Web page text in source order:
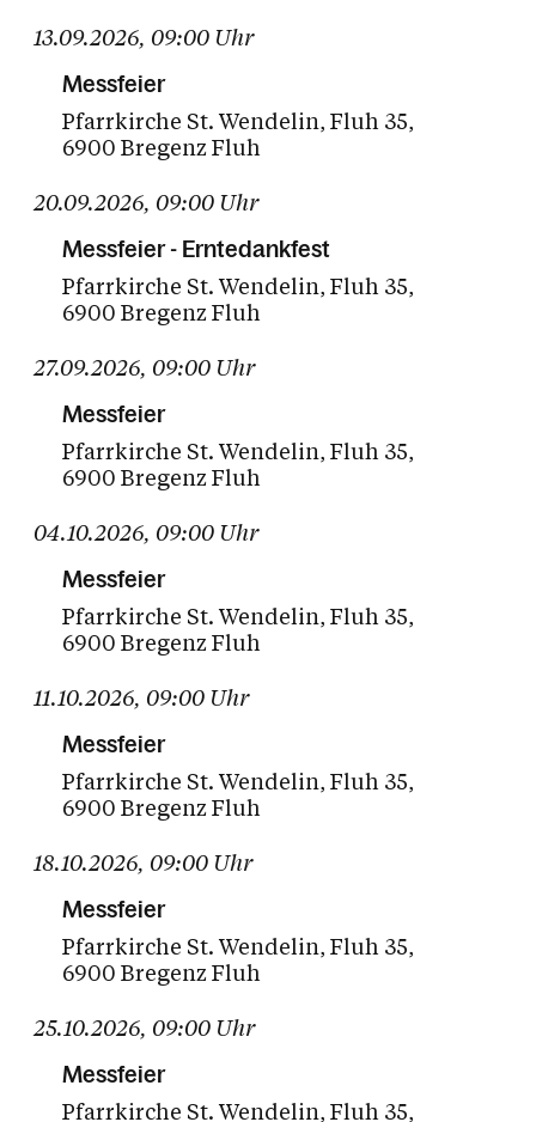
13.09.2026, 09:00 Uhr
Messfeier
Pfarrkirche St. Wendelin Fluh 35
6900 Bregenz Fluh
20.09.2026, 09:00 Uhr
Messfeier - Erntedankfest
Pfarrkirche St. Wendelin Fluh 35
6900 Bregenz Fluh
27.09.2026, 09:00 Uhr
Messfeier
Pfarrkirche St. Wendelin Fluh 35
6900 Bregenz Fluh
04.10.2026, 09:00 Uhr
Messfeier
Pfarrkirche St. Wendelin Fluh 35
6900 Bregenz Fluh
11.10.2026, 09:00 Uhr
Messfeier
Pfarrkirche St. Wendelin Fluh 35
6900 Bregenz Fluh
18.10.2026, 09:00 Uhr
Messfeier
Pfarrkirche St. Wendelin Fluh 35
6900 Bregenz Fluh
25.10.2026, 09:00 Uhr
Messfeier
Pfarrkirche St. Wendelin Fluh 35